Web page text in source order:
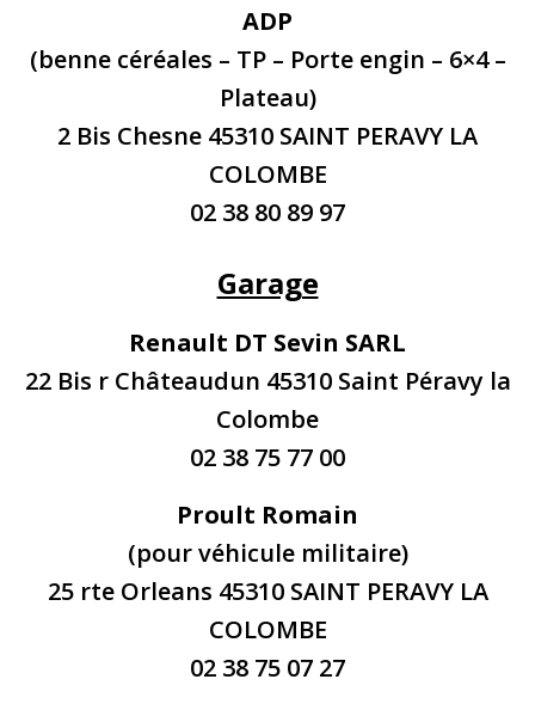
ADP
(benne céréales – TP – Porte engin – 6×4 –
Plateau)
2 Bis Chesne 45310 SAINT PERAVY LA
COLOMBE
02 38 80 89 97
Garage
Renault DT Sevin SARL
22 Bis r Châteaudun 45310 Saint Péravy la
Colombe
02 38 75 77 00
Proult Romain
(pour véhicule militaire)
25 rte Orleans 45310 SAINT PERAVY LA
COLOMBE
02 38 75 07 27